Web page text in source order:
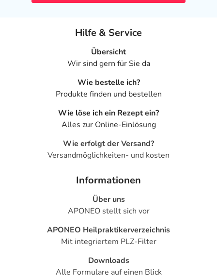
Hilfe & Service
Übersicht
Wir sind gern für Sie da
Wie bestelle ich?
Produkte finden und bestellen
Wie löse ich ein Rezept ein?
Alles zur Online-Einlösung
Wie erfolgt der Versand?
Versandmöglichkeiten- und kosten
Informationen
Über uns
APONEO stellt sich vor
APONEO Heilpraktikerverzeichnis
Mit integriertem PLZ-Filter
Downloads
Alle Formulare auf einen Blick